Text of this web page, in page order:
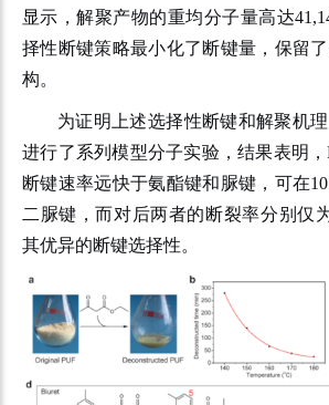
显示，解聚产物的重均分子量高达
择性断键策略最小化了断键量，保留
构。
为证明上述选择性断键和解聚机
进行了系列模型分子实验，结果表明
断键速率远快于氨酯键和脲键，可在
二脲键，而对后两者的断裂率分别仅
其优异的断键选择性。